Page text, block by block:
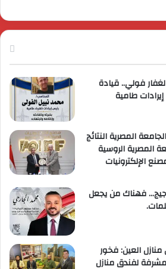
فولي.. قيادة
طامية
المصرية النتائج
المصرية الروسية
الإلكترونيات
فهناك من يجعل
العين: فخور
لفندق منازل